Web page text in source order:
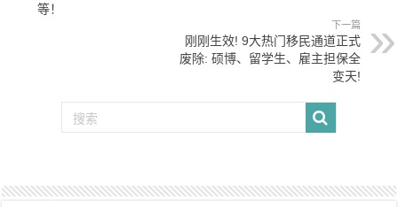
等！
下一篇
刚刚生效! 9大热门移民通道正式
废除: 硕博、留学生、雇主担保全
变天!